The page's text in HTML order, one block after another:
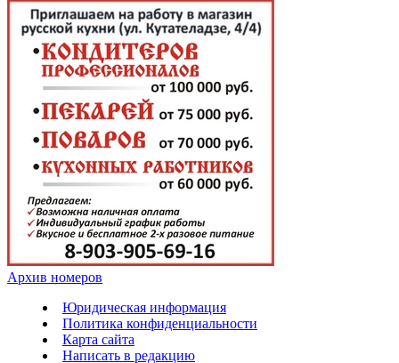
Архив номеров
Юридическая информация
Политика конфиденциальности
Карта сайта
Написать в редакцию